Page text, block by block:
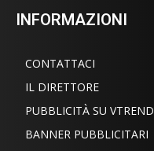
INFORMAZIONI
CONTATTACI
IL DIRETTORE
PUBBLICITÀ SU VTREND
BANNER PUBBLICITARI